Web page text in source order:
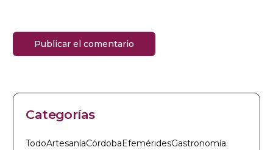
Categorías
TodoArtesaníaCórdoba EfeméridesGastronomía